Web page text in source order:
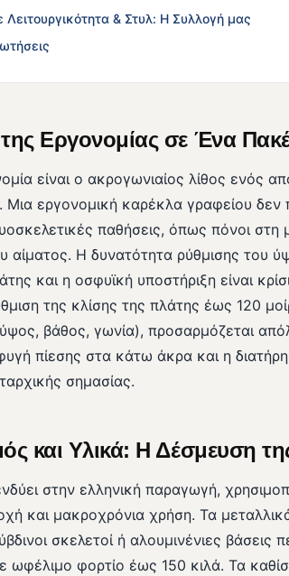
Λειτουργικότητα & Στυλ: Η Συλλογή μας
Εργονομίας σε Ένα
είναι ο ακρογωνιαίος λίθος ενός
Μια εργονομική καρέκλα γραφείου
παθήσεις, όπως πόνοι στη
αίματος. Η δυνατότητα ρύθμισης του
και η οσφυϊκή υποστήριξη είναι
της κλίσης της πλάτης έως 120
βάθος, γωνία), προσαρμόζεται
πίεσης στα κάτω άκρα και η
σημασίας.
και Υλικά: Η Δέσμευση
στην ελληνική παραγωγή,
και μακροχρόνια χρήση. Τα
σκελετοί ή αλουμινένιες βάσεις
ωφέλιμο φορτίο έως 150 κιλά. Τα